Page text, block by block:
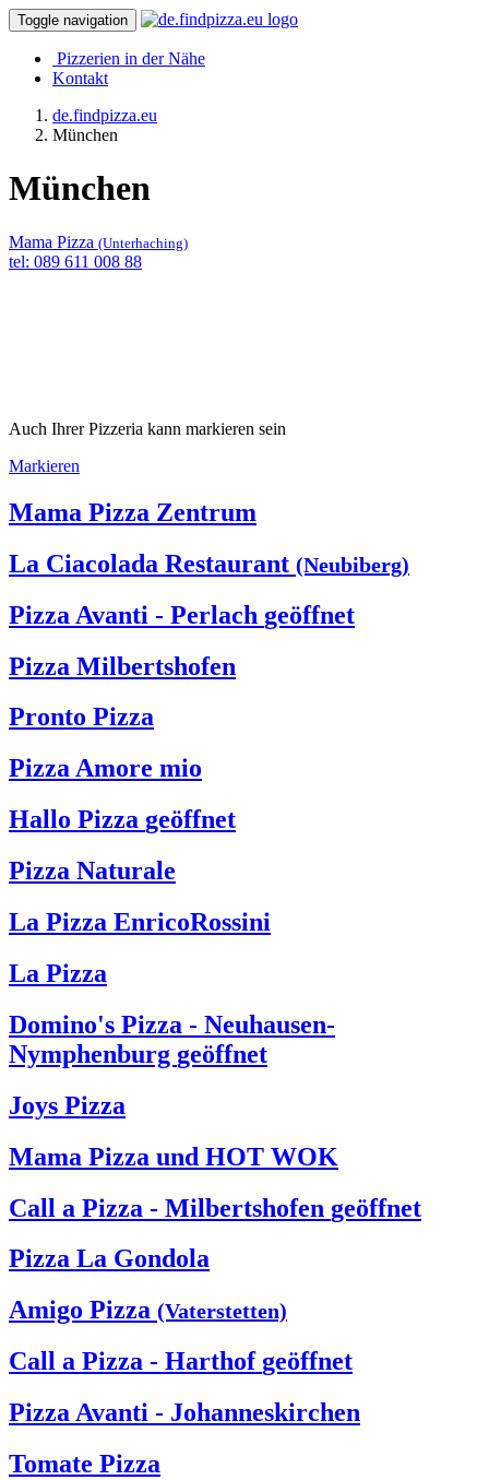
Toggle navigation
Pizzerien in der Nähe
Kontakt
de.findpizza.eu
München
München
Mama Pizza (Unterhaching)
tel: 089 611 008 88
Auch Ihrer Pizzeria kann markieren sein
Markieren
Mama Pizza Zentrum
La Ciacolada Restaurant (Neubiberg)
Pizza Avanti - Perlach geöffnet
Pizza Milbertshofen
Pronto Pizza
Pizza Amore mio
Hallo Pizza geöffnet
Pizza Naturale
La Pizza EnricoRossini
La Pizza
Domino's Pizza - Neuhausen-
Nymphenburg geöffnet
Joys Pizza
Mama Pizza und HOT WOK
Call a Pizza - Milbertshofen geöffnet
Pizza La Gondola
Amigo Pizza (Vaterstetten)
Call a Pizza - Harthof geöffnet
Pizza Avanti - Johanneskirchen
Tomate Pizza